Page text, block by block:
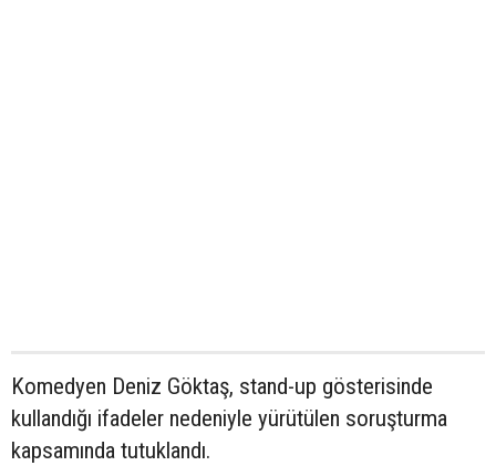
Komedyen Deniz Göktaş, stand-up gösterisinde
kullandığı ifadeler nedeniyle yürütülen soruşturma
kapsamında tutuklandı.